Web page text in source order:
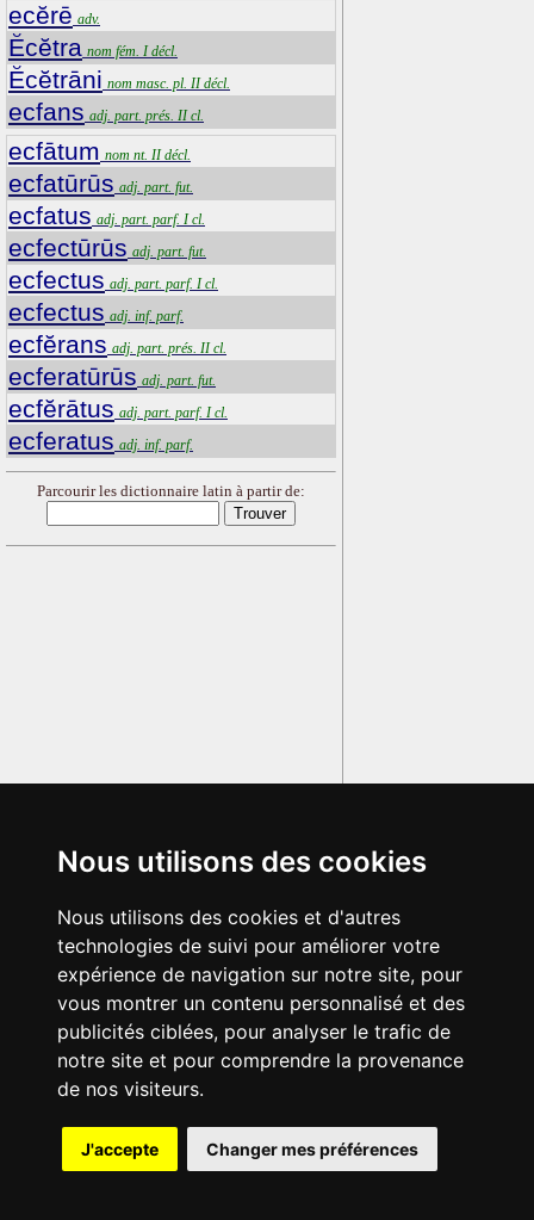
Nous utilisons des cookies
Nous utilisons des cookies et d'autres
technologies de suivi pour améliorer votre
expérience de navigation sur notre site, pour
vous montrer un contenu personnalisé et des
publicités ciblées, pour analyser le trafic de
notre site et pour comprendre la provenance
de nos visiteurs.
J'accepte Changer mes préférences
ecĕrē adv.
Ĕcĕtra nom fém. I décl.
Ĕcĕtrāni nom masc. pl. II décl.
ecfans adj. part. prés. II cl.
ecfātum nom nt. II décl.
ecfatūrūs adj. part. fut.
ecfatus adj. part. parf. I cl.
ecfectūrūs adj. part. fut.
ecfectus adj. part. parf. I cl.
ecfectus adj. inf. parf.
ecfĕrans adj. part. prés. II cl.
ecferatūrūs adj. part. fut.
ecfĕrātus adj. part. parf. I cl.
ecferatus adj. inf. parf.
Parcourir les dictionnaire latin à partir de:
{{ID:ECDICUS100}} ---CACHE---
© 2003-2029 - Tous droits réservés - Olivetti Media Communication